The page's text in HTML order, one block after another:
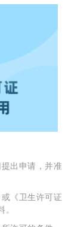
出申请，并准
《卫生许可证
。